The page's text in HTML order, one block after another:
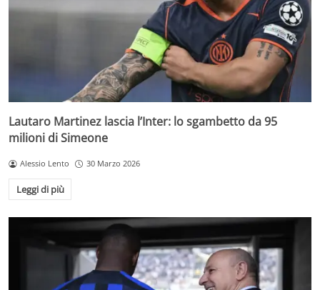
Lautaro Martinez lascia l’Inter: lo sgambetto da 95
milioni di Simeone
Alessio Lento 30 Marzo 2026
Leggi di più